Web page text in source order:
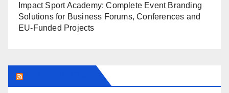
Impact Sport Academy: Complete Event Branding
Solutions for Business Forums, Conferences and
EU-Funded Projects